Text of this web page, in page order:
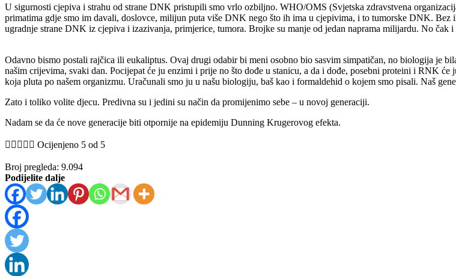
U sigurnosti cjepiva i strahu od strane DNK pristupili smo vrlo ozbiljno. WHO/OMS (Svjetska zdravstvena
primatima gdje smo im davali, doslovce, milijun puta više DNK nego što ih ima u cjepivima, i to tumorske DNK.
ugradnje strane DNK iz cjepiva i izazivanja, primjerice, tumora. Brojke su manje od jedan naprama milijardu. No čak
Odavno bismo postali rajčica ili eukaliptus. Ovaj drugi odabir bi meni osobno bio sasvim simpatičan, no biologija je
našim crijevima, svaki dan. Pocijepat će ju enzimi i prije no što dođe u stanicu, a da i dođe, posebni proteini i RNK
koja pluta po našem organizmu. Uračunali smo ju u našu biologiju, baš kao i formaldehid o kojem smo pisali. Naš
Zato i toliko volite djecu. Predivna su i jedini su način da promijenimo sebe – u novoj generaciji.
Nadam se da će nove generacije biti otpornije na epidemiju Dunning Krugerovog efekta.
     Ocijenjeno 5 od 5
Broj pregleda: 9.094
Podijelite dalje